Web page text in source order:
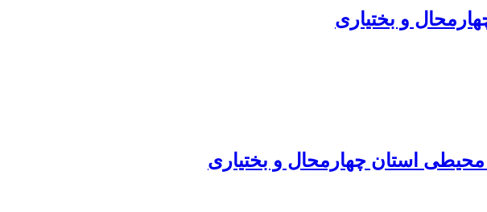
و ‌بختیاری
استان چهارمحال و بختیاری